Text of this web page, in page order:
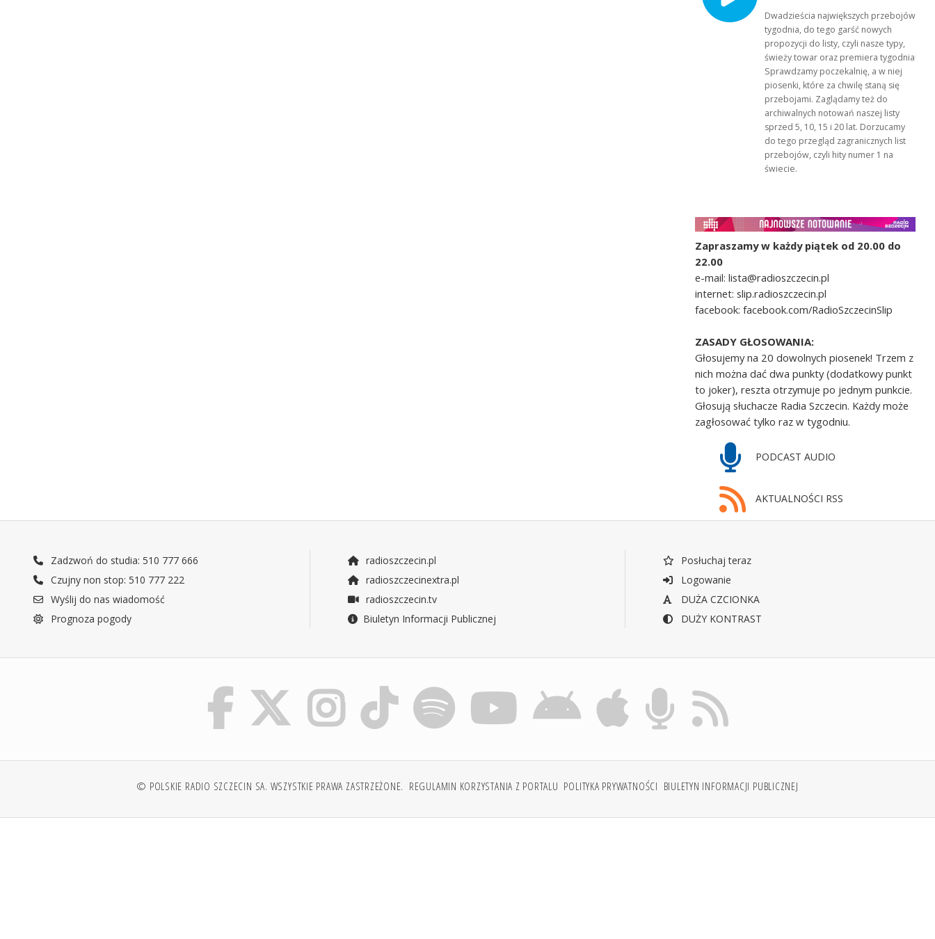
Dwadzieścia największych przebojów
tygodnia, do tego garść nowych
propozycji do listy, czyli nasze typy,
świeży towar oraz premiera tygodnia!
Sprawdzamy poczekalnię, a w niej
piosenki, które za chwilę staną się
przebojami. Zaglądamy też do
archiwalnych notowań naszej listy
sprzed 5, 10, 15 i 20 lat. Dorzucamy
do tego przegląd zagranicznych list
przebojów, czyli hity numer 1 na
świecie.
Zapraszamy w każdy piątek od 20.00 do
22.00
e-mail: lista@radioszczecin.pl
internet: slip.radioszczecin.pl
facebook: facebook.com/RadioSzczecinSlip
ZASADY GŁOSOWANIA:
Głosujemy na 20 dowolnych piosenek! Trzem z
nich można dać dwa punkty (dodatkowy punkt
to joker), reszta otrzymuje po jednym punkcie.
Głosują słuchacze Radia Szczecin. Każdy może
zagłosować tylko raz w tygodniu.
PODCAST AUDIO
AKTUALNOŚCI RSS
Zadzwoń do studia: 510 777 666
Czujny non stop: 510 777 222
Wyślij do nas wiadomość
Prognoza pogody
radioszczecin.pl
radioszczecinextra.pl
radioszczecin.tv
Biuletyn Informacji Publicznej
Posłuchaj teraz
Logowanie
DUŻA CZCIONKA
DUŻY KONTRAST
© POLSKIE RADIO SZCZECIN SA. WSZYSTKIE PRAWA ZASTRZEŻONE. REGULAMIN KORZYSTANIA Z PORTALU POLITYKA PRYWATNOŚCI BIULETYN INFORMACJI PUBLICZNEJ